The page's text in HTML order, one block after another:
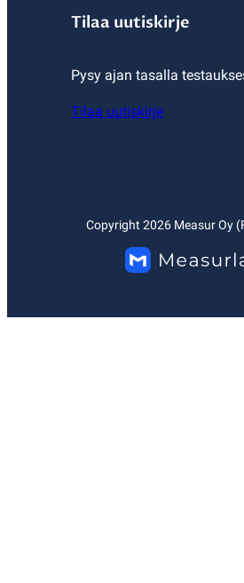
Tilaa uutiskirje
Pysy ajan tasalla
Tilaa uutiskirje
Copyright 2026Measur Oy